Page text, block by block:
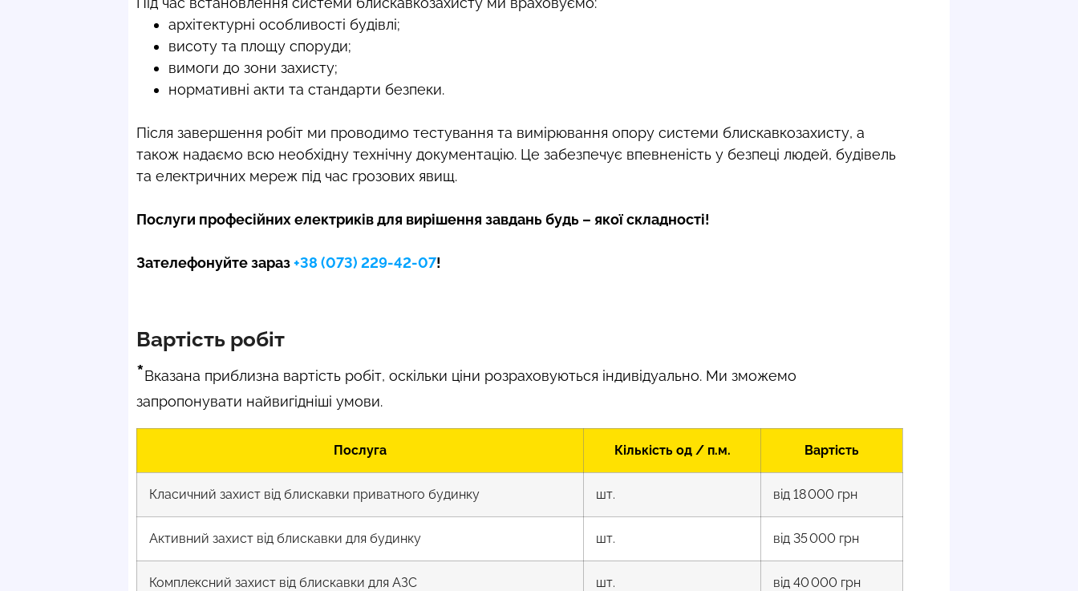
архітектурні особливості будівлі;
висоту та площу споруди;
вимоги до зони захисту;
нормативні акти та стандарти безпеки.
Після завершення робіт ми проводимо тестування та вимірювання опору системи блискавкозахисту, а
також надаємо всю необхідну технічну документацію. Це забезпечує впевненість у безпеці людей, будівель
та електричних мереж під час грозових явищ.
Послуги професійних електриків для вирішення завдань будь – якої складності!
Зателефонуйте зараз+38 (073) 229-42-07!
Вартість робіт
*Вказана приблизна вартість робіт, оскільки ціни розраховуються індивідуально. Ми зможемо
запропонувати найвигідніші умови.
Послуга Кількість од / п.м. Вартість
Класичний захист від блискавки приватного будинку шт. від 18 000 грн
Активний захист від блискавки для будинку шт. від 35 000 грн
Комплексний захист від блискавки для АЗС шт. від 40 000 грн